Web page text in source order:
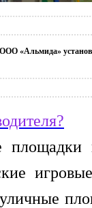
«Альмида»